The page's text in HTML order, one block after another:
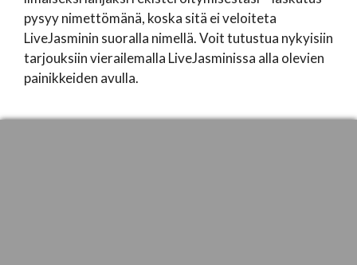
pysyy nimettömänä, koska sitä ei veloiteta
LiveJasminin suoralla nimellä. Voit tutustua nykyisiin
tarjouksiin vierailemalla LiveJasminissa alla olevien
painikkeiden avulla.